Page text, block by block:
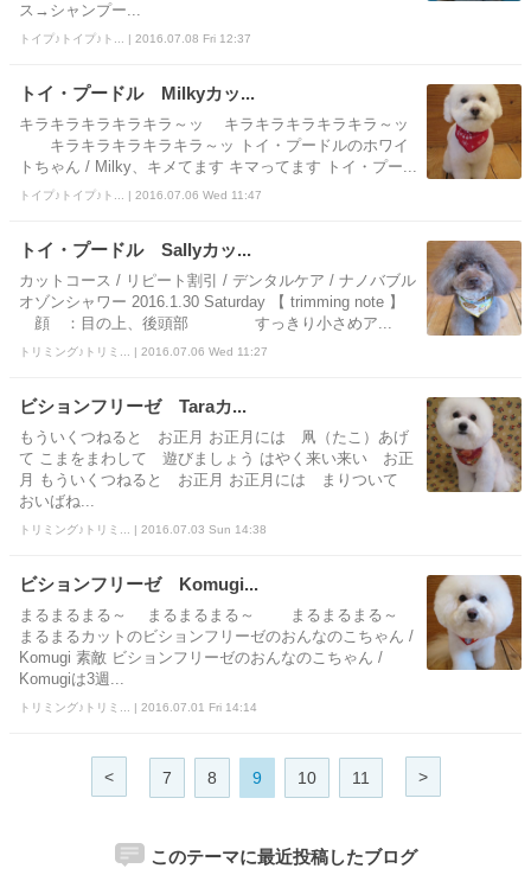
ス→シャンプー...
トイプ♪トイプ♪ト... | 2016.07.08 Fri 12:37
トイ・プードル Milkyカッ...
キラキラキラキラキラ～ッ キラキラキラキラキラ～ッ
キラキラキラキラキラ～ッ トイ・プードルのホワイ
トちゃん / Milky、キメてます キマってます トイ・プー...
トイプ♪トイプ♪ト... | 2016.07.06 Wed 11:47
トイ・プードル Sallyカッ...
カットコース / リピート割引 / デンタルケア / ナノバブル
オゾンシャワー 2016.1.30 Saturday 【 trimming note 】
顔 ：目の上、後頭部 すっきり小さめア...
トリミング♪トリミ... | 2016.07.06 Wed 11:27
ビションフリーゼ Taraカ...
もういくつねると お正月 お正月には 凧（たこ）あげ
て こまをまわして 遊びましょう はやく来い来い お正
月 もういくつねると お正月 お正月には まりついて
おいばね...
トリミング♪トリミ... | 2016.07.03 Sun 14:38
ビションフリーゼ Komugi...
まるまるまる～ まるまるまる～ まるまるまる～
まるまるカットのビションフリーゼのおんなのこちゃん /
Komugi 素敵 ビションフリーゼのおんなのこちゃん /
Komugiは3週...
トリミング♪トリミ... | 2016.07.01 Fri 14:14
< 7 8 9 10 11 >
このテーマに最近投稿したブログ